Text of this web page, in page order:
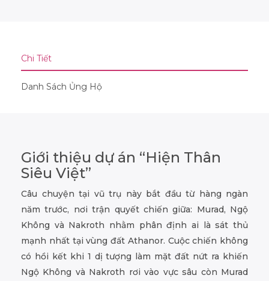
Chi Tiết
Danh Sách Ủng Hộ
Giới thiệu dự án “Hiện Thân
Siêu Việt”
Câu chuyện tại vũ trụ này bắt đầu từ hàng ngàn
năm trước, nơi trận quyết chiến giữa: Murad, Ngộ
Không và Nakroth nhằm phân định ai là sát thủ
mạnh nhất tại vùng đất Athanor. Cuộc chiến không
có hồi kết khi 1 dị tượng làm mặt đất nứt ra khiến
Ngộ Không và Nakroth rơi vào vực sâu còn Murad